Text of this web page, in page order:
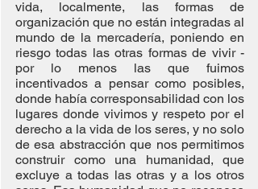
vida, localmente, las formas de
organización que no están integradas al
mundo de la mercadería, poniendo en
riesgo todas las otras formas de vivir -
por lo menos las que fuimos
incentivados a pensar como posibles,
donde había corresponsabilidad con los
lugares donde vivimos y respeto por el
derecho a la vida de los seres, y no solo
de esa abstracción que nos permitimos
construir como una humanidad, que
excluye a todas las otras y a los otros